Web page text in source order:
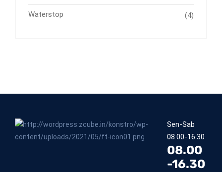
Waterstop (4)
Sen-Sab
08.00-16.30
08.00
-16.30